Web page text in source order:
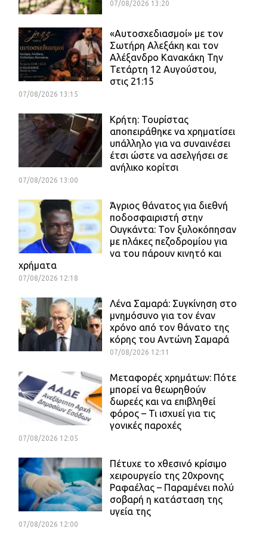
07/08/2026 13:20
«Αυτοσχεδιασμοί» με τον
Σωτήρη Αλεξάκη και τον
Αλέξανδρο Κανακάκη Την
Τετάρτη 12 Αυγούστου,
στις 21:15
07/08/2026 13:15
Κρήτη: Τουρίστας
αποπειράθηκε να χρηματίσει
υπάλληλο για να συναινέσει
έτσι ώστε να ασελγήσει σε
ανήλικο κορίτσι
07/08/2026 13:00
Άγριος θάνατος για διεθνή
ποδοσφαιριστή στην
Ουγκάντα: Τον ξυλοκόπησαν
με πλάκες πεζοδρομίου για
να του πάρουν κινητό και
χρήματα
07/08/2026 12:18
Λένα Σαμαρά: Συγκίνηση στο
μνημόσυνο για τον έναν
χρόνο από τον θάνατο της
κόρης του Αντώνη Σαμαρά
07/08/2026 12:11
Μεταφορές χρημάτων: Πότε
μπορεί να θεωρηθούν
δωρεές και να επιβληθεί
φόρος – Τι ισχυεί για τις
γονικές παροχές
07/08/2026 12:05
Πέτυχε το χθεσινό κρίσιμο
χειρουργείο της 20χρονης
Ραφαέλας – Παραμένει πολύ
σοβαρή η κατάσταση της
υγεία της
07/08/2026 12:00